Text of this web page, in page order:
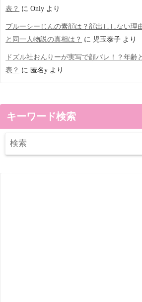
表？ にOnly より
ブルーシーじんの素顔は？顔出ししない理
と同一人物説の真相は？ に 児玉泰子 より
ドズル社おんりーが実写で顔バレ！？年齢
表？ に 匿名y より
キーワード検索